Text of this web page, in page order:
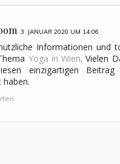
3. JANUAR 2020 UM 14:06
Informationen und
Yoga in Wien. Vielen
einzigartigen
haben.